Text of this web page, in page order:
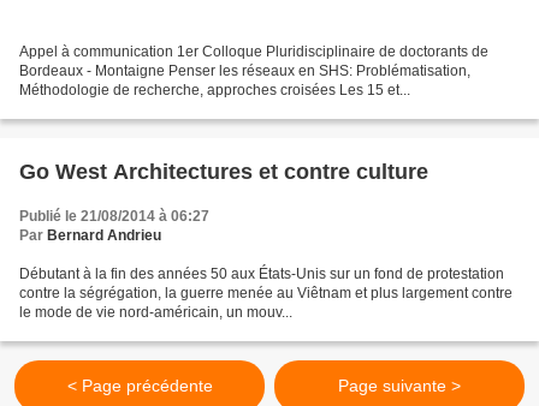
Appel à communication 1er Colloque Pluridisciplinaire de doctorants de
Bordeaux - Montaigne Penser les réseaux en SHS: Problématisation,
Méthodologie de recherche, approches croisées Les 15 et...
Go West Architectures et contre culture
Publié le 21/08/2014 à 06:27
Par Bernard Andrieu
Débutant à la fin des années 50 aux États-Unis sur un fond de protestation
contre la ségrégation, la guerre menée au Viêtnam et plus largement contre
le mode de vie nord-américain, un mouv...
< Page précédente Page suivante >